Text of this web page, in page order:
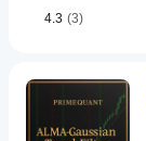
4.3 (3)